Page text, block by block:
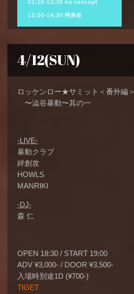
4/12(SUN)
ロッケンロー★サミット＜番外編＞
〜澁谷暴動〜其の一
-LIVE-
暴動クラブ
絆創攻
HOWLS
MANRIKI
-DJ-
森 仁
OPEN 18:30 / START 19:00
ADV ¥3,000- / DOOR ¥3,500-
入場時別途1D (¥700-)
TIGET